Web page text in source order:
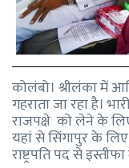
कोलंबो। श्रीलंका में
गहराता जा रहा है।
राजपक्षे को लेने के
यहां से सिंगापुर के
राष्ट्रपति पद से